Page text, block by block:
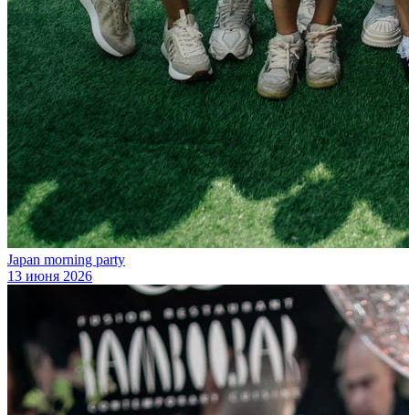
Japan morning party
13 июня 2026